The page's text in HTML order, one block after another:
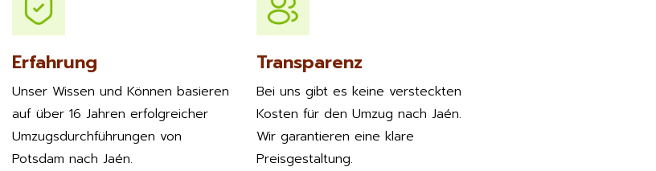
Erfahrung
Unser Wissen und Können basieren
auf über 16 Jahren erfolgreicher
Umzugsdurchführungen von
Potsdam nach Jaén.
Transparenz
Bei uns gibt es keine versteckten
Kosten für den Umzug nach Jaén.
Wir garantieren eine klare
Preisgestaltung.